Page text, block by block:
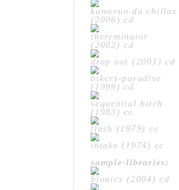
kamerun da chillaz
(2006) cd
thereminator
(2002) cd
drop out (2001) cd
bikers-paradise
(1999) cd
sequential bitch
(1983) cc
flash (1979) cc
intake (1974) cc
sample-libraries:
bionics (2004) cd